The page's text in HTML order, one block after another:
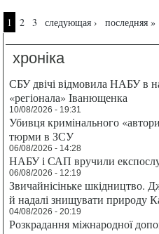
Страницы
1 2 3 следующая › последняя »
хроніка
СБУ двічі відмовила НАБУ в
«регіонала» Іванющенка
10/08/2026 - 19:31
Убивця кримінального
тюрми в ЗСУ
06/08/2026 - 14:28
НАБУ і САП вручили
06/08/2026 - 12:19
Звичайнісіньке шкідництво.
й надалі знищувати природу
04/08/2026 - 20:19
Розкрадання міжнародної